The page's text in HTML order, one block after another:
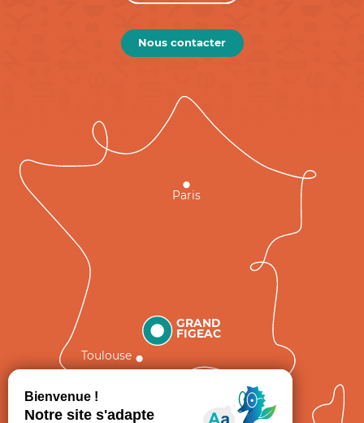
Nous contacter
GRAND
FIGEAC
Toulouse
Paris